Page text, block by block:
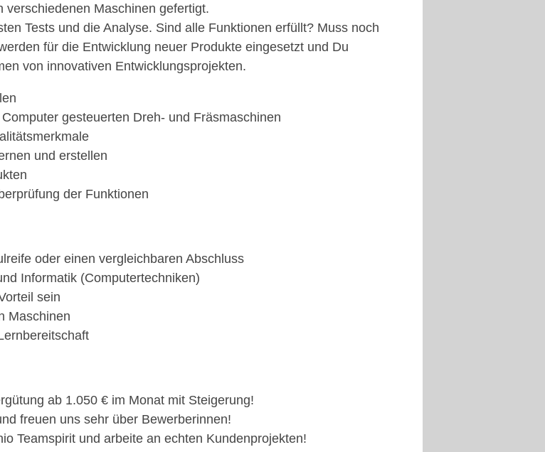
Maschinen gefertigt.
Tests und die Analyse. Sind alle Funktionen erfüllt? Muss noch
für die Entwicklung neuer Produkte eingesetzt und Du
von innovativen Entwicklungsprojekten.
gesteuerten Dreh- und Fräsmaschinen
und erstellen
der Funktionen
oder einen vergleichbaren Abschluss
Informatik (Computertechniken)
sein
Maschinen
ab 1.050 € im Monat mit Steigerung!
freuen uns sehr über Bewerberinnen!
Teamspirit und arbeite an echten Kundenprojekten!